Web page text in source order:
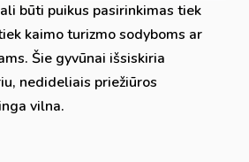
būti puikus pasirinkimas tiek
kaimo turizmo sodyboms ar
Šie gyvūnai išsiskiria
nedideliais priežiūros
vilna.